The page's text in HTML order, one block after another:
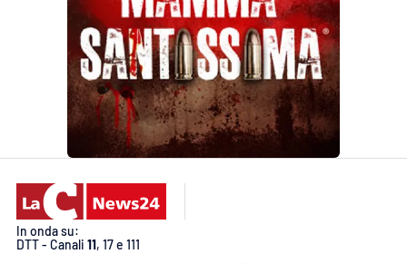
In onda su:
DTT - Canali 11, 17 e 111